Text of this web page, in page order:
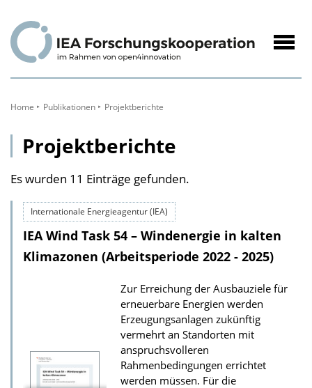
Inhalt
Home Publikationen Projektberichte
Projektberichte
Es wurden 11 Einträge gefunden.
Internationale Energieagentur (IEA)
IEA Wind Task 54 – Windenergie in kalten
Klimazonen (Arbeitsperiode 2022 - 2025)
Zur Erreichung der Ausbauziele für
erneuerbare Energien werden
Erzeugungsanlagen zukünftig
vermehrt an Standorten mit
anspruchsvolleren
Rahmenbedingungen errichtet
werden müssen. Für die